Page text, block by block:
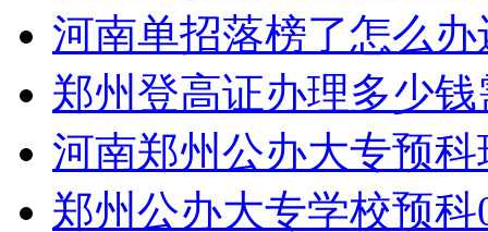
河南单招落榜了怎么
郑州登高证办理多少
河南郑州公办大专预
郑州公办大专学校预